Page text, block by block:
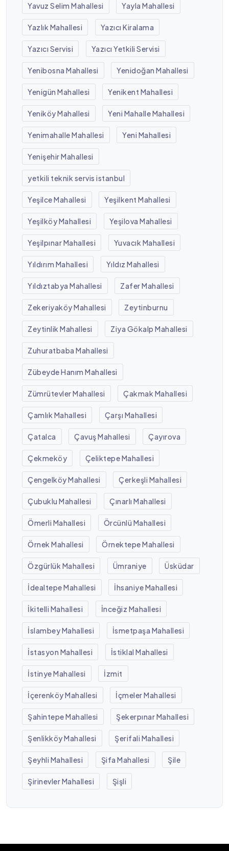
Yavuz Selim Mahallesi Yayla Mahallesi
Yazlık Mahallesi Yazıcı Kiralama
Yazıcı Servisi Yazıcı Yetkili Servisi
Yenibosna Mahallesi Yenidoğan Mahallesi
Yenigün Mahallesi Yenikent Mahallesi
Yeniköy Mahallesi Yeni Mahalle Mahallesi
Yenimahalle Mahallesi Yeni Mahallesi
Yenişehir Mahallesi
yetkili teknik servis istanbul
Yeşilce Mahallesi Yeşilkent Mahallesi
Yeşilköy Mahallesi Yeşilova Mahallesi
Yeşilpınar Mahallesi Yuvacık Mahallesi
Yıldırım Mahallesi Yıldız Mahallesi
Yıldıztabya Mahallesi Zafer Mahallesi
Zekeriyaköy Mahallesi Zeytinburnu
Zeytinlik Mahallesi Ziya Gökalp Mahallesi
Zuhuratbaba Mahallesi
Zübeyde Hanım Mahallesi
Zümrütevler Mahallesi Çakmak Mahallesi
Çamlık Mahallesi Çarşı Mahallesi
Çatalca Çavuş Mahallesi Çayırova
Çekmeköy Çeliktepe Mahallesi
Çengelköy Mahallesi Çerkeşli Mahallesi
Çubuklu Mahallesi Çınarlı Mahallesi
Ömerli Mahallesi Örcünlü Mahallesi
Örnek Mahallesi Örnektepe Mahallesi
Özgürlük Mahallesi Ümraniye Üsküdar
İdealtepe Mahallesi İhsaniye Mahallesi
İkitelli Mahallesi İnceğiz Mahallesi
İslambey Mahallesi İsmetpaşa Mahallesi
İstasyon Mahallesi İstiklal Mahallesi
İstinye Mahallesi İzmit
İçerenköy Mahallesi İçmeler Mahallesi
Şahintepe Mahallesi Şekerpınar Mahallesi
Şenlikköy Mahallesi Şerifali Mahallesi
Şeyhli Mahallesi Şifa Mahallesi Şile
Şirinevler Mahallesi Şişli